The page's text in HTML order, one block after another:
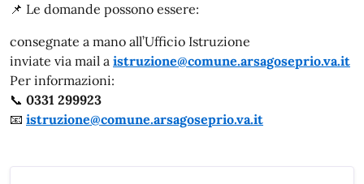
📌 Le domande possono essere:
consegnate a mano all’Ufficio Istruzione
inviate via mail a istruzione@comune.arsagoseprio.va.it
Per informazioni:
📞 0331 299923
📧 istruzione@comune.arsagoseprio.va.it